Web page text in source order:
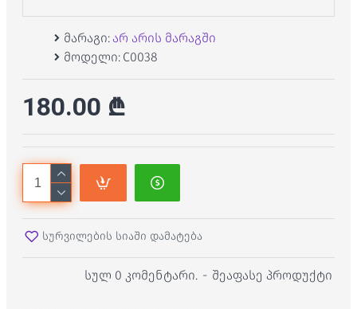
მარაგი: არ არის მარაგში
მოდელი: C0038
სულ 0 კომენტარი. - შეაფასე პროდუქტი
180.00 ₾
სურვილების სიაში დამატება